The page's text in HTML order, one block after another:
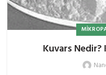
Kuvars Nedir?